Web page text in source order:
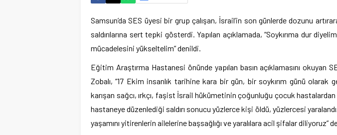
Samsun’da SES üyesi bir grup çalışan, İsrail’in son günlerde dozunu
saldırılarına sert tepki gösterdi. Yapılan açıklamada, “Soykırıma dur
mücadelesini yükseltelim” denildi.
Eğitim Araştırma Hastanesi önünde yapılan basın açıklamasını okuyan
Zobalı, “17 Ekim insanlık tarihine kara bir gün, bir soykırım günü olarak
karışan sağcı, ırkçı, faşist İsrail hükümetinin çoğunluğu çocuk
hastaneye düzenlediği saldırı sonucu yüzlerce kişi öldü, yüzlercesi
yaşamını yitirenlerin ailelerine başsağlığı ve yaralılara acil şifalar diliyoruz”